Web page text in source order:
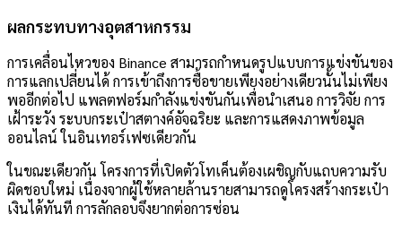
ผลกระทบทางอุตสาหกรรม
การเคลื่อนไหวของ Binance สามารถกำหนดรูปแบบการแข่งขันของ
การแลกเปลี่ยนได้ การเข้าถึงการซื้อขายเพียงอย่างเดียวนั้นไม่เพียง
พออีกต่อไป แพลตฟอร์มกำลังแข่งขันกันเพื่อนำเสนอ การวิจัย การ
เฝ้าระวัง ระบบกระเป๋าสตางค์อัจฉริยะ และการแสดงภาพข้อมูล
ออนไลน์ในอินเทอร์เฟซเดียวกัน
ในขณะเดียวกัน โครงการที่เปิดตัวโทเค็นต้องเผชิญกับแถบความรับ
ผิดชอบใหม่ เนื่องจากผู้ใช้หลายล้านรายสามารถดูโครงสร้างกระเป๋า
เงินได้ทันที การลักลอบจึงยากต่อการซ่อน